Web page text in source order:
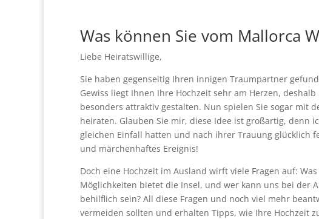
Was können Sie vom Mallorca
Liebe Heiratswillige,
Sie haben gegenseitig Ihren innigen Traumpartner
Gewiss liegt Ihnen Ihre Hochzeit sehr am Herzen,
besonders attraktiv gestalten. Nun spielen Sie sogar mit
heiraten. Glauben Sie mir, diese Idee ist großartig, denn
gleichen Einfall hatten und nach ihrer Trauung glücklich
und märchenhaftes Ereignis!
Doch eine Hochzeit im Ausland wirft viele Fragen auf:
Möglichkeiten bietet die Insel, und wer kann uns bei der
behilflich sein? All diese Fragen und noch viel mehr
vermeiden sollten und erhalten Tipps, wie Ihre Hochzeit